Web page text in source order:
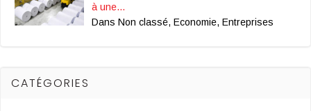
à une…
Dans Non classé, Economie, Entreprises
CATÉGORIES